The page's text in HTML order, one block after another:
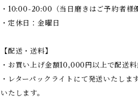
・10:00-20:00（当日磨きはご予約者様
・定休日：金曜日
【配送・送料】
・お買い上げ金額10,000円以上で配送
・レターパックライトにて発送いたし
いたします。